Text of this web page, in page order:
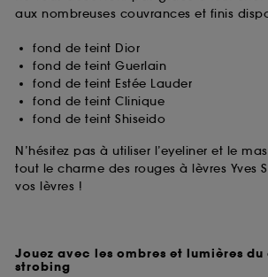
aux nombreuses couvrances et finis
fond de teint Dior
fond de teint Guerlain
fond de teint Estée Lauder
fond de teint Clinique
fond de teint Shiseido
N’hésitez pas à utiliser l’eyeliner et le
tout le charme des rouges à lèvres Yves
vos lèvres !
Jouez avec les ombres et lumières
strobing